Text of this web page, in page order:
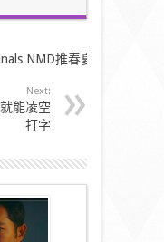
NMD推春夏
Next:
能凌空
打字